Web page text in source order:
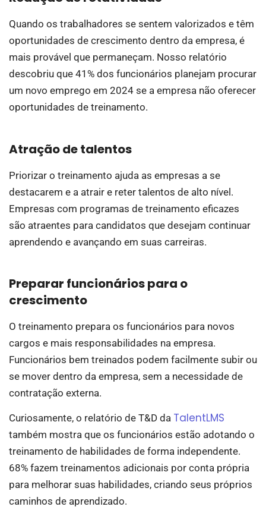
Quando os trabalhadores se sentem valorizados e têm
oportunidades de crescimento dentro da empresa, é
mais provável que permaneçam. Nosso relatório
descobriu que 41% dos funcionários planejam procurar
um novo emprego em 2024 se a empresa não oferecer
oportunidades de treinamento.
Atração de talentos
Priorizar o treinamento ajuda as empresas a se
destacarem e a atrair e reter talentos de alto nível.
Empresas com programas de treinamento eficazes
são atraentes para candidatos que desejam continuar
aprendendo e avançando em suas carreiras.
Preparar funcionários para o
crescimento
O treinamento prepara os funcionários para novos
cargos e mais responsabilidades na empresa.
Funcionários bem treinados podem facilmente subir ou
se mover dentro da empresa, sem a necessidade de
contratação externa.
Curiosamente, o relatório de T&D da TalentLMS
também mostra que os funcionários estão adotando o
treinamento de habilidades de forma independente.
68% fazem treinamentos adicionais por conta própria
para melhorar suas habilidades, criando seus próprios
caminhos de aprendizado.